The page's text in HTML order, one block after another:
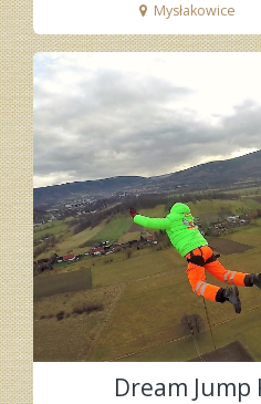
Mysłakowice
fot.
Dream Jump